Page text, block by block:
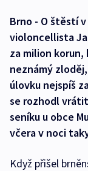
Brno - O štěstí
violoncellista
za milion
neznámý
úlovku nejspíš
se rozhodl
seníku u obce
včera v noci
Když přišel